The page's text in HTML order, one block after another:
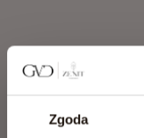
Zgoda
Jesteś